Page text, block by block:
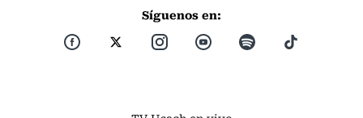
Síguenos en: